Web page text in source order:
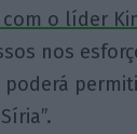
o líder
nos